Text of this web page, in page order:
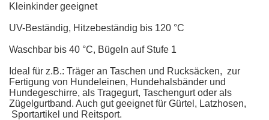
Kleinkinder geeignet
UV-Beständig, Hitzebeständig bis 120 °C
Waschbar bis 40 °C, Bügeln auf Stufe 1
Ideal für z.B.: Träger an Taschen und Rucksäcken, zur
Fertigung von Hundeleinen, Hundehalsbänder und
Hundegeschirre, als Tragegurt, Taschengurt oder als
Zügelgurtband. Auch gut geeignet für Gürtel, Latzhosen,
Sportartikel und Reitsport.